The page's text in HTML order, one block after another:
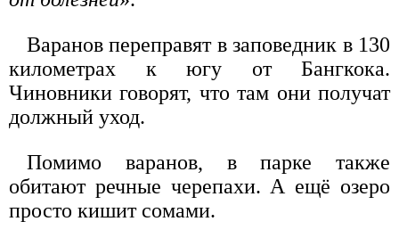
Варанов переправят в заповедник в 130
километрах к югу от Бангкока.
Чиновники говорят, что там они получат
должный уход.
Помимо варанов, в парке также
обитают речные черепахи. А ещё озеро
просто кишит сомами.